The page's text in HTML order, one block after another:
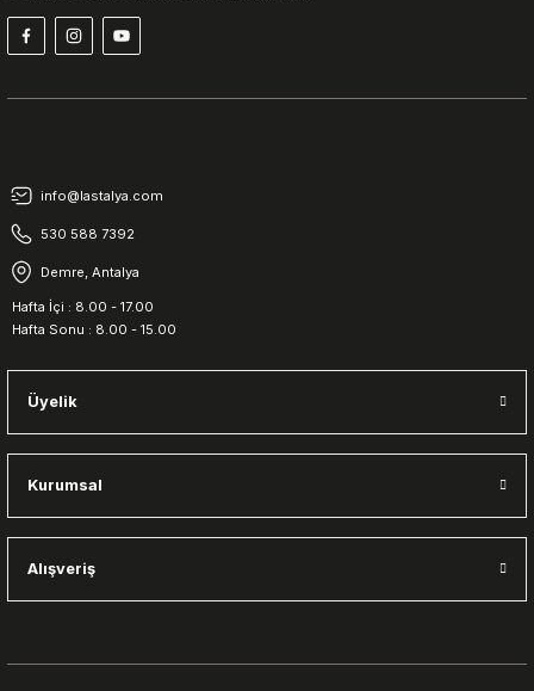
info@lastalya.com
530 588 7392
Demre, Antalya
Hafta İçi : 8.00 - 17.00
Hafta Sonu : 8.00 - 15.00
Üyelik
Kurumsal
Alışveriş